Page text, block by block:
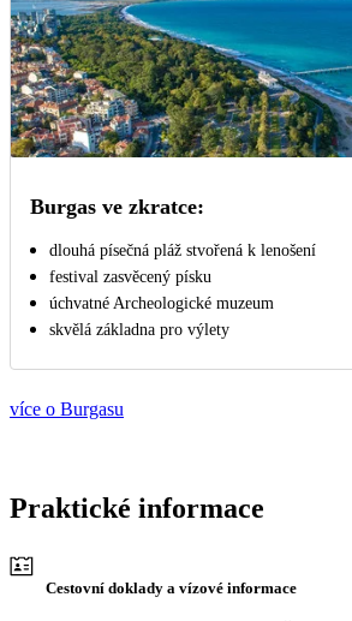
Burgas ve zkratce:
dlouhá písečná pláž stvořená k lenošení
festival zasvěcený písku
úchvatné Archeologické muzeum
skvělá základna pro výlety
více o Burgasu
Praktické informace
Cestovní doklady a vízové informace